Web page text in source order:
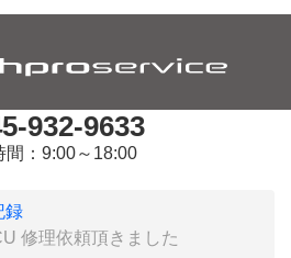
932-9633
間：9:00～18:00
録
修理依頼頂きました